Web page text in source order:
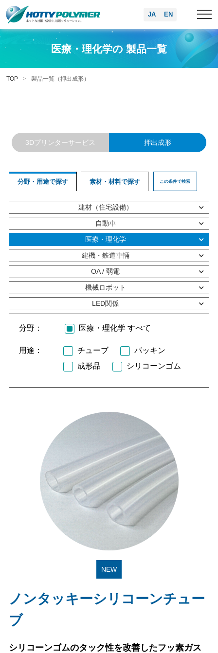
EN
JA
医療・理化学の 製品一覧
TOP 製品一覧（押出成形）
3Dプリンターサービス 押出成形
分野・用途で探す 素材・材料で探す この条件で検索
建材（住宅設備）
自動車
医療・理化学
建機・鉄道車輛
OA / 弱電
機械ロボット
LED関係
分野： 医療・理化学 すべて
用途： チューブ
パッキン
成形品
シリコーンゴム
NEW
ノンタッキーシリコーンチュー
ブ
シリコーンゴムのタック性を改善したフッ素ガス